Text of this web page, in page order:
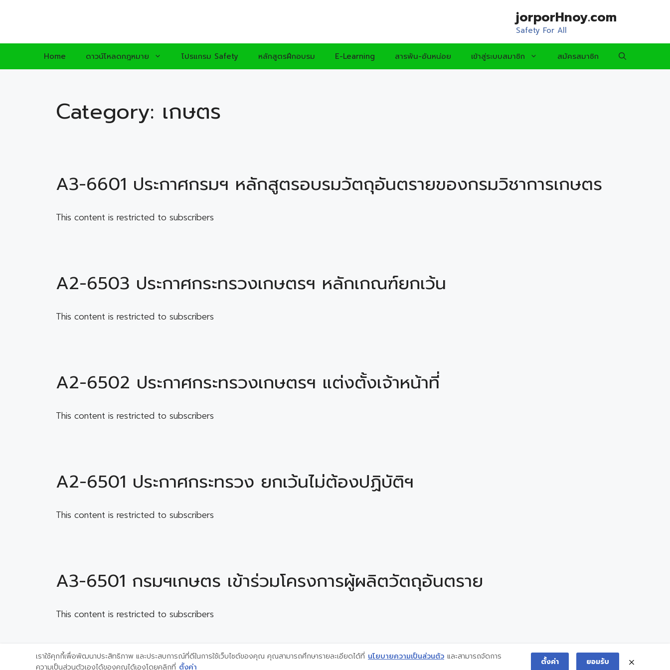
jorporHnoy.com
Safety For All
Home ดาวน์โหลดกฎหมาย โปรแกรม Safety หลักสูตรฝึกอบรม E-Learning สารพัน-อันหน่อย เข้าสู่ระบบสมาชิก สมัครสมาชิก
Category: เกษตร
A3-6601 ประกาศกรมฯ หลักสูตรอบรมวัตถุอันตรายของกรมวิชาการเกษตร
This content is restricted to subscribers
A2-6503 ประกาศกระทรวงเกษตรฯ หลักเกณฑ์ยกเว้น
This content is restricted to subscribers
A2-6502 ประกาศกระทรวงเกษตรฯ แต่งตั้งเจ้าหน้าที่
This content is restricted to subscribers
A2-6501 ประกาศกระทรวง ยกเว้นไม่ต้องปฏิบัติฯ
This content is restricted to subscribers
A3-6501 กรมฯเกษตร เข้าร่วมโครงการผู้ผลิตวัตถุอันตราย
This content is restricted to subscribers
เราใช้คุกกี้เพื่อพัฒนาประสิทธิภาพ และประสบการณ์ที่ดีในการใช้เว็บไซต์ของคุณ คุณสามารถศึกษารายละเอียดได้ที่ นโยบายความเป็นส่วนตัว และสามารถจัดการ
ความเป็นส่วนตัวเองได้ของคุณได้เองโดยคลิกที่ ตั้งค่า
ตั้งค่า ยอมรับ